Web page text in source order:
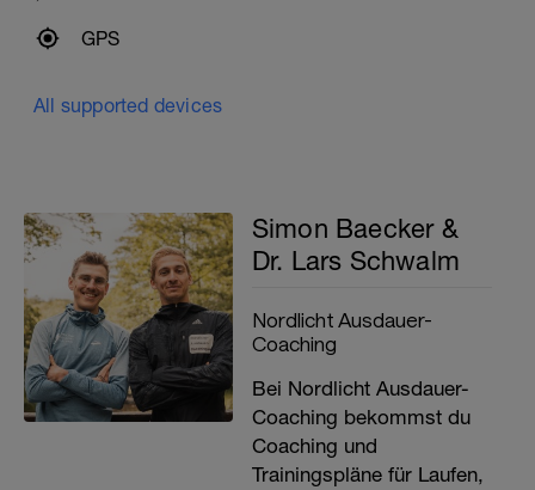
GPS
All supported devices
Simon Baecker &
Dr. Lars Schwalm
Nordlicht Ausdauer-
Coaching
Bei Nordlicht Ausdauer-
Coaching bekommst du
Coaching und
Trainingspläne für Laufen,